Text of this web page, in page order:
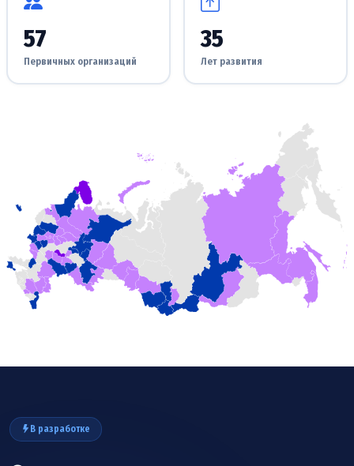
57
Первичных организаций
35
Лет развития
В разработке